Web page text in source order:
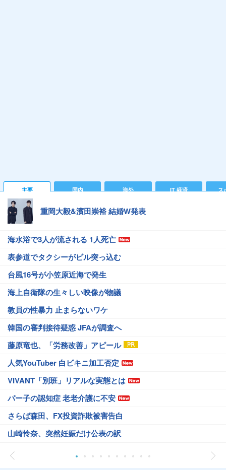
主要 国内 海外 IT 経済 ス
重岡大毅&濱田崇裕 結婚W発表
海水浴で3人が流される 1人死亡
表参道でタクシーがビル突っ込む
台風16号が小笠原近海で発生
海上自衛隊の生々しい映像が物議
教員の性暴力 止まらないワケ
韓国の審判接待疑惑 JFAが調査へ
藤原竜也、「労務改善」アピール
人気YouTuber 白ビキニ加工否定
VIVANT「別班」リアルな実態とは
パー子の認知症 老老介護に不安
さらば森田、FX投資詐欺被害告白
山崎怜奈、突然妊娠だけ公表の訳